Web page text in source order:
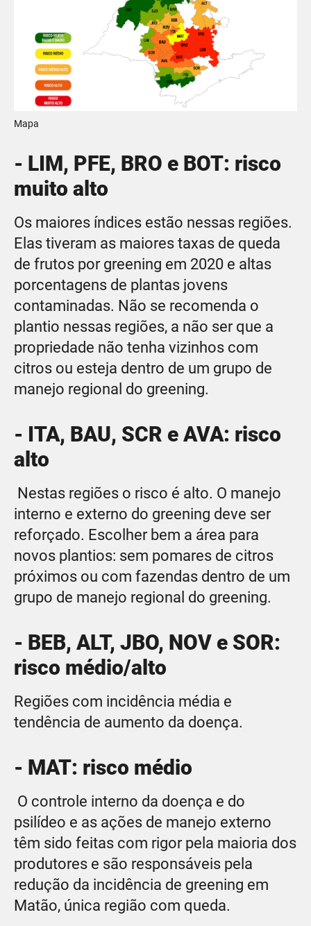
Mapa
- LIM, PFE, BRO e BOT: risco
muito alto
Os maiores índices estão nessas regiões.
Elas tiveram as maiores taxas de queda
de frutos por greening em 2020 e altas
porcentagens de plantas jovens
contaminadas. Não se recomenda o
plantio nessas regiões, a não ser que a
propriedade não tenha vizinhos com
citros ou esteja dentro de um grupo de
manejo regional do greening.
- ITA, BAU, SCR e AVA: risco
alto
Nestas regiões o risco é alto. O manejo
interno e externo do greening deve ser
reforçado. Escolher bem a área para
novos plantios: sem pomares de citros
próximos ou com fazendas dentro de um
grupo de manejo regional do greening.
- BEB, ALT, JBO, NOV e SOR:
risco médio/alto
Regiões com incidência média e
tendência de aumento da doença.
- MAT: risco médio
O controle interno da doença e do
psilídeo e as ações de manejo externo
têm sido feitas com rigor pela maioria dos
produtores e são responsáveis pela
redução da incidência de greening em
Matão, única região com queda.